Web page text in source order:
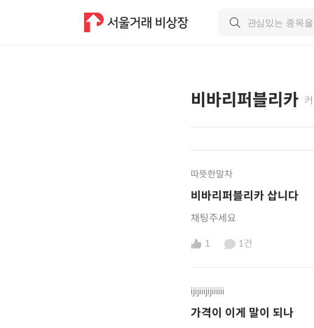
비바리퍼블리카
따뜻한말차
비바리퍼블리카 삽니다
채팅주세요
1 1건
ijijiiijijiiiiii
가격이 이게 말이 되나